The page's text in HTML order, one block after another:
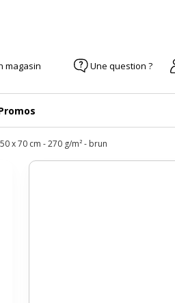
magasin Une question ?
x 70 cm - 270 g/m² - brun